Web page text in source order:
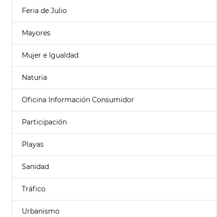
Feria de Julio
Mayores
Mujer e Igualdad
Naturia
Oficina Información Consumidor
Participación
Playas
Sanidad
Tráfico
Urbanismo